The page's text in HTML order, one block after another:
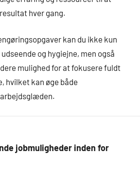
hver gang.
kan du ikke kun
og hygiejne, men også
mulighed for at fokusere fuldt
hvilket kan øge både
jobmuligheder inden for